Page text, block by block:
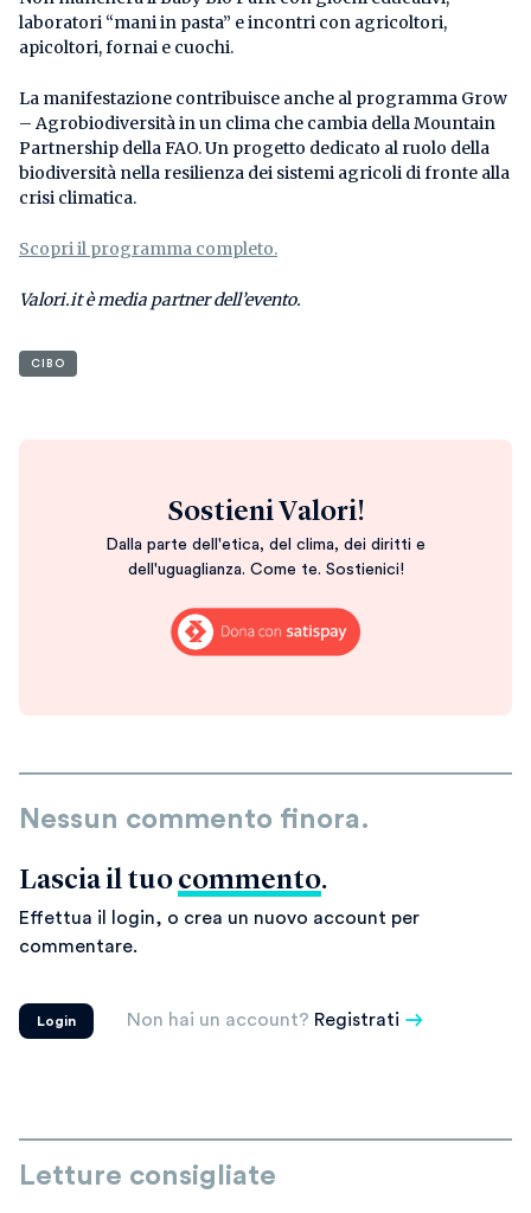
laboratori “mani in pasta” e incontri con agricoltori,
apicoltori, fornai e cuochi.
La manifestazione contribuisce anche al programma Grow
– Agrobiodiversità in un clima che cambia della Mountain
Partnership della FAO. Un progetto dedicato al ruolo della
biodiversità nella resilienza dei sistemi agricoli di fronte alla
crisi climatica.
Scopri il programma completo.
Valori.it è media partner dell’evento.
CIBO
Sostieni Valori!
Dalla parte dell'etica, del clima, dei diritti e
dell'uguaglianza. Come te. Sostienici!
Nessun commento finora.
Lascia il tuo commento.
Effettua il login, o crea un nuovo account per
commentare.
Login Non hai un account? Registrati
Letture consigliate